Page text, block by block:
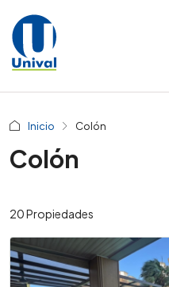
Inicio Colón
Colón
20 Propiedades